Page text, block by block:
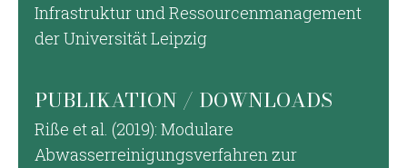
Infrastruktur und Ressourcenmanagement
der Universität Leipzig
PUBLIKATION / DOWNLOADS
Riße et al. (2019): Modulare
Abwasserreinigungsverfahren zur